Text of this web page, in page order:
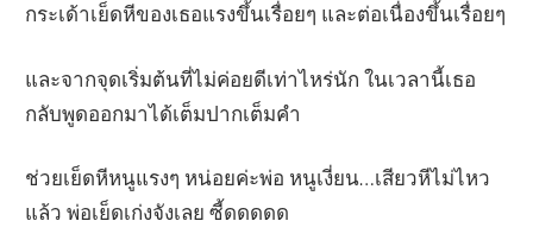
กระเด้าเย็ดหีของเธอแรงขึ้นเรื่อยๆ และต่อเนื่องขึ้นเรื่อยๆ
และจากจุดเริ่มต้นที่ไม่ค่อยดีเท่าไหร่นัก ในเวลานี้เธอ
กลับพูดออกมาได้เต็มปากเต็มคำ
ช่วยเย็ดหีหนูแรงๆ หน่อยค่ะพ่อ หนูเงี่ยน…เสียวหีไม่ไหว
แล้ว พ่อเย็ดเก่งจังเลย ซี้ดดดดด